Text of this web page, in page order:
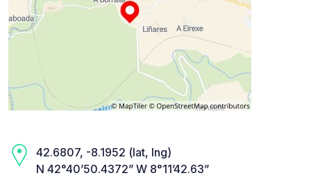
42.6807, -8.1952 (lat, lng)
N 42°40’50.4372” W 8°11’42.63”